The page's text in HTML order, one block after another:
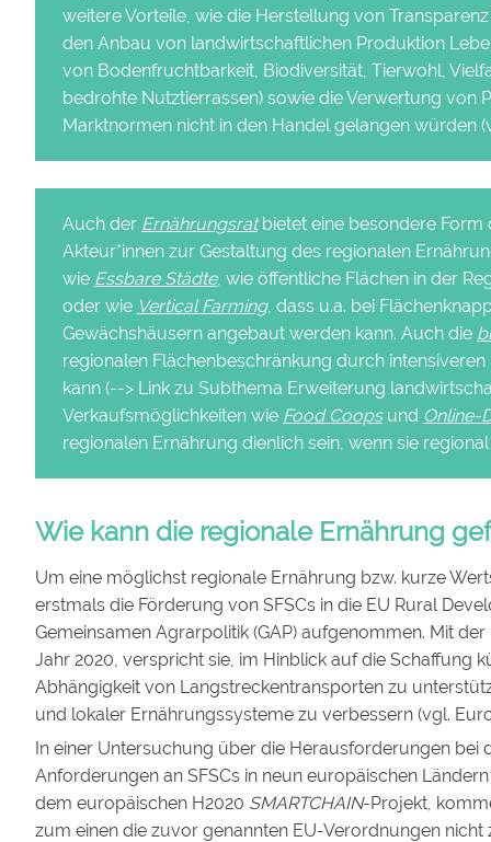
weitere Vorteile, wie die Herstellung von
den Anbau von landwirtschaftlichen Produktion
von Bodenfruchtbarkeit, Biodiversität, Tierwohl,
bedrohte Nutztierrassen) sowie die Verwertung von
Marktnormen nicht in den Handel gelangen würden
Auch der Ernährungsratbietet eine besondere
Akteur*innen zur Gestaltung des regionalen
wie Essbare Städte, wie öffentliche Flächen in der
oder wie Vertical Farming, dass u.a. bei
Gewächshäusern angebaut werden kann. Auch die
regionalen Flächenbeschränkung durch
kann (--> Link zu Subthema Erweiterung
Verkaufsmöglichkeiten wie Food Coopsund Online-
regionalen Ernährung dienlich sein, wenn sie
Wie kann die regionale Ernährung
Um eine möglichst regionale Ernährung bzw. kurze
erstmals die Förderung von SFSCs in die EU Rural
Gemeinsamen Agrarpolitik (GAP) aufgenommen. Mit der
Jahr 2020, verspricht sie, im Hinblick auf die Schaffung
Abhängigkeit von Langstreckentransporten zu
und lokaler Ernährungssysteme zu verbessern (vgl.
In einer Untersuchung über die Herausforderungen
Anforderungen an SFSCs in neun europäischen
dem europäischen H2020 SMARTCHAIN-Projekt,
zum einen die zuvor genannten EU-Verordnungen